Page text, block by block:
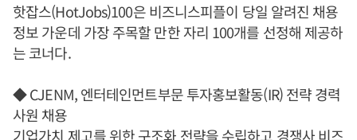
핫잡스(HotJobs)100은 비즈니스피플이 당일 알려진 채용
정보 가운데 가장 주목할 만한 자리 100개를 선정해 제공하
는 코너다.
◆ CJENM, 엔터테인먼트부문 투자홍보활동(IR) 전략 경력
사원 채용
기업가치 제고를 위한 구조화 전략을 수립하고 경쟁사 비즈